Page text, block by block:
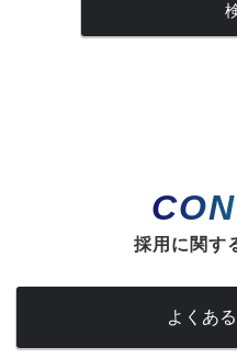
採用に関す
よくあ